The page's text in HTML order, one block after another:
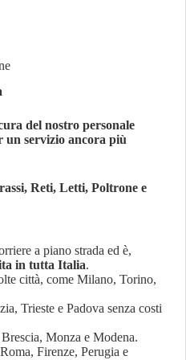
del nostro personale
un servizio ancora più
Reti, Letti, Poltrone e
a piano strada ed è,
in tutta Italia.
città, come Milano, Torino,
Trieste e Padova senza costi
Monza e Modena.
Firenze, Perugia e